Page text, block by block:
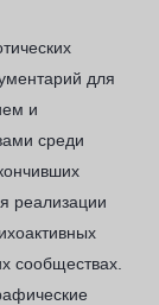
для
и
среди
реализации
сообществах.